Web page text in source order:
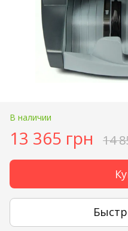
В наличии
13 365 грн 14